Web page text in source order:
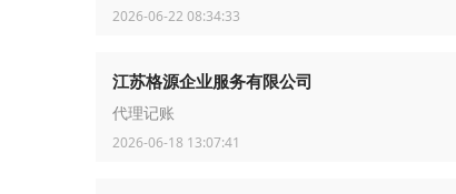
2026-06-22 08:34:33
江苏格源企业服务有限公司
代理记账
2026-06-18 13:07:41